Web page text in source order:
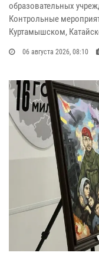
образовательных
Контрольные
Куртамышском,
06 августа 2026, 08:10